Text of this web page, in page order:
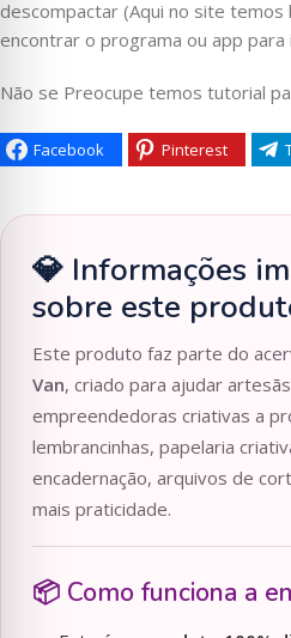
descompactar (Aqui no site temos
encontrar o programa ou app para
Não se Preocupe temos tutorial
Facebook Pinterest
💎 Informações
sobre este
Este produto faz parte do
Van, criado para ajudar
empreendedoras criativas a
lembrancinhas, papelaria
encadernação, arquivos de
mais praticidade.
📦 Como funciona a